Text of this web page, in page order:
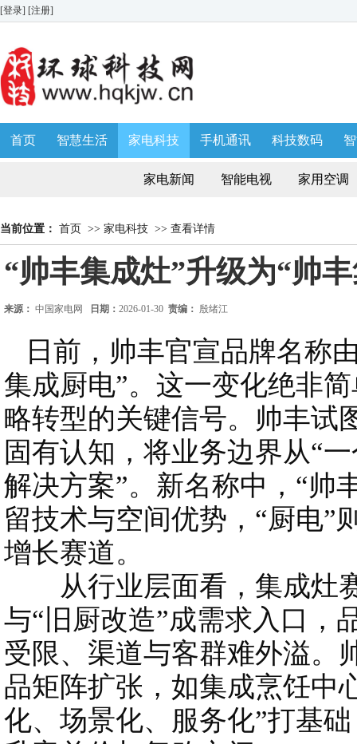
[登录] [注册]
首页 智慧生活 家电科技 手机通讯 科技数码
AWE 家博会家电新闻 智能电视 家用空调
当前位置： 首页 >> 家电科技 >> 查看详情
“帅丰集成灶”升级为“帅
来源： 中国家电网 日期： 2026-01-30 责编： 殷绪江
日前，帅丰官宣品牌名称
集成厨电”。这一变化绝非
略转型的关键信号。帅丰试
固有认知，将业务边界从“
解决方案”。新名称中，“帅
留技术与空间优势，“厨电”
增长赛道。
从行业层面看，集成灶
与“旧厨改造”成需求入口，
受限、渠道与客群难外溢。
品矩阵扩张，如集成烹饪中
化、场景化、服务化”打基